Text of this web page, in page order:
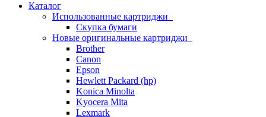
Каталог
Использованные картриджи
Скупка бумаги
Новые оригинальные картриджи
Brother
Canon
Epson
Hewlett Packard (hp)
Konica Minolta
Kyocera Mita
Lexmark